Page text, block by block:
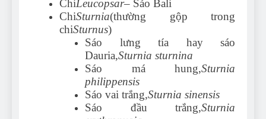
ChiLeucopsar– Sáo Bali
ChiSturnia(thường gộp trong
chiSturnus)
Sáo lưng tía hay sáo
Dauria,Sturnia sturnina
Sáo má hung,Sturnia
philippensis
Sáo vai trắng,Sturnia sinensis
Sáo đầu trắng,Sturnia